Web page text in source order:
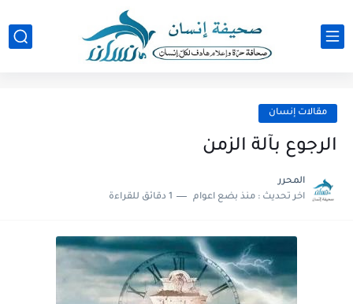
مقالات إنسان
الرجوع بآلة الزمن
المحرر
اخر تحديث : منذ بضع اعوام 1 دقائق للقراءة